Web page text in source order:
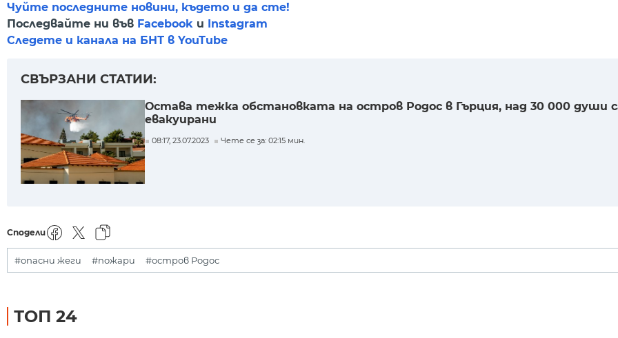
Чуйте последните новини, където и да сте!
Последвайте ни във Facebook и Instagram
Следете и канала на БНТ в YouTube
СВЪРЗАНИ СТАТИИ:
Остава тежка обстановката на остров Родос в Гърция, над 30 000 души
евакуирани
08:17, 23.07.2023 Чете се за: 02:15 мин.
Сподели
#опасни жеги #пожари #остров Родос
ТОП 24